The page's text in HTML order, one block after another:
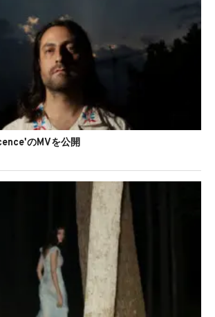
のMVを公開